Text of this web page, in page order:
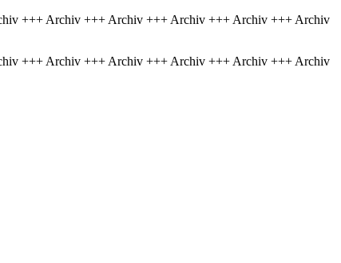
+++ Archiv +++ Archiv +++ Archiv +++ Archiv +++ Archiv
+++ Archiv +++ Archiv +++ Archiv +++ Archiv +++ Archiv